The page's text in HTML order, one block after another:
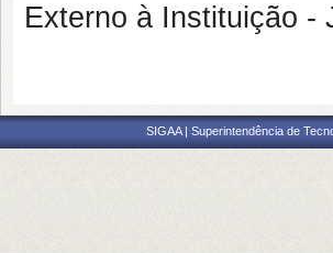
Externo à Instituição -
SIGAA | Superintendência de